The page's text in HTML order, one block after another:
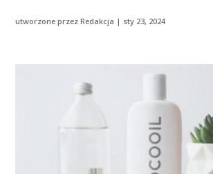
utworzone przezRedakcja | sty 23, 2024